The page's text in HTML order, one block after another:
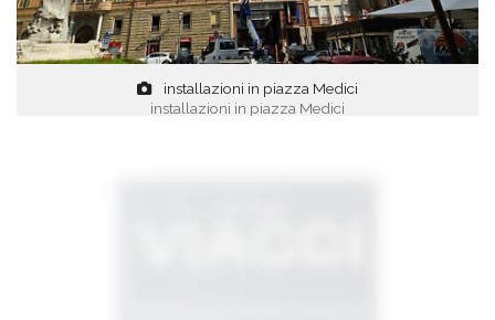
installazioni in piazza Medici
installazioni in piazza Medici